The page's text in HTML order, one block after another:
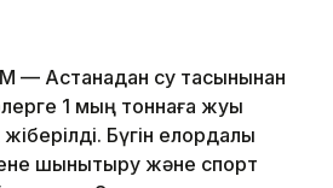
— Астанадан су тасқынынан
1 мың тоннаға жуық
Бүгін елордалық
шынықтыру және спорт